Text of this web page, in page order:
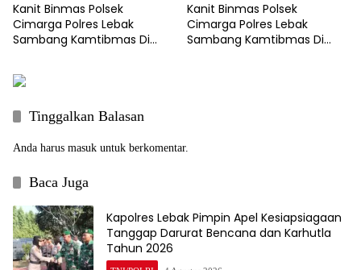
Kanit Binmas Polsek
Cimarga Polres Lebak
Sambang Kamtibmas Di
Kanit Binmas Polsek
Cimarga Polres Lebak
Sambang Kamtibmas Di
Tinggalkan Balasan
Anda harus masuk untuk berkomentar.
Baca Juga
Kapolres Lebak Pimpin Apel Kesiapsiagaan
Tanggap Darurat Bencana dan Karhutla
Tahun 2026